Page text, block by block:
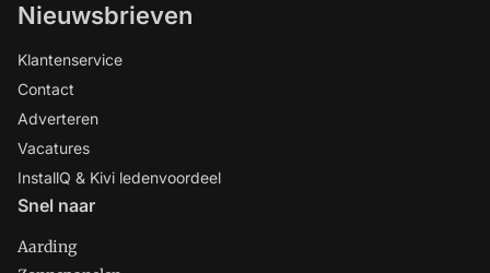
Nieuwsbrieven
Klantenservice
Contact
Adverteren
Vacatures
InstallQ & Kivi ledenvoordeel
Snel naar
Aarding